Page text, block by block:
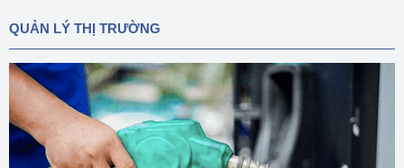
QUẢN LÝ THỊ TRƯỜNG